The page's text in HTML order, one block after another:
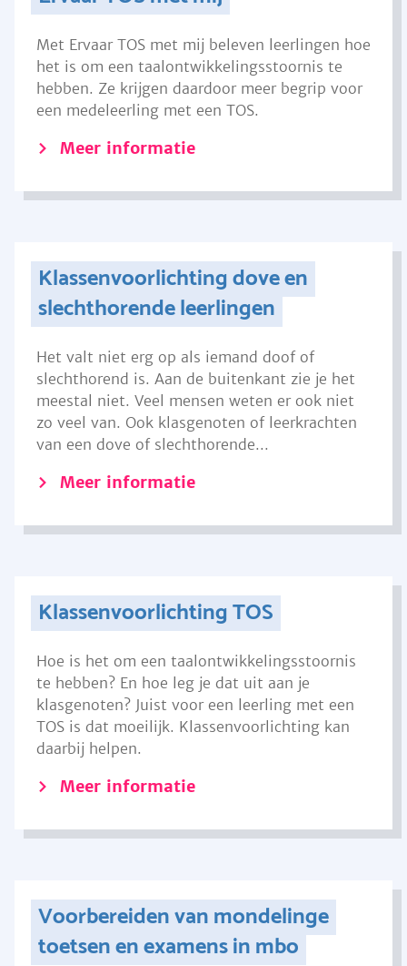
Met Ervaar TOS met mij beleven leerlingen hoe
het is om een taalontwikkelingsstoornis te
hebben. Ze krijgen daardoor meer begrip voor
een medeleerling met een TOS.
Meer informatie
Klassenvoorlichting dove en
slechthorende leerlingen
Het valt niet erg op als iemand doof of
slechthorend is. Aan de buitenkant zie je het
meestal niet. Veel mensen weten er ook niet
zo veel van. Ook klasgenoten of leerkrachten
van een dove of slechthorende...
Meer informatie
Klassenvoorlichting TOS
Hoe is het om een taalontwikkelingsstoornis
te hebben? En hoe leg je dat uit aan je
klasgenoten? Juist voor een leerling met een
TOS is dat moeilijk. Klassenvoorlichting kan
daarbij helpen.
Meer informatie
Voorbereiden van mondelinge
toetsen en examens in mbo